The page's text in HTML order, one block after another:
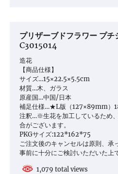
プリザーブドフラワー プチ
C3015014
造花
【商品仕様】
サイズ…15×22.5×5.5cm
材質…木、ガラス
原産国…中国/日本
補足仕様…★L版（127×89mm）1
注釈…※生花を加工しているため
合がございます。
PKGサイズ:122*162*75
ご注文後のキャンセルは原則、承
事前に十分にご検討いただいた上
1,079 total views